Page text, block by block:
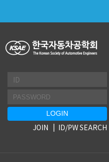
JOIN ID/PW SEARCH